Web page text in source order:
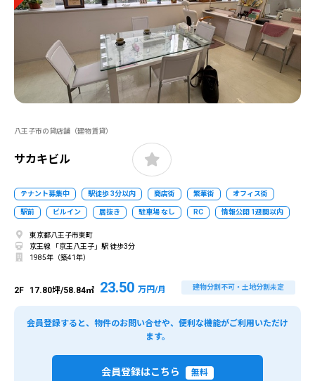
八王子市の貸店舗（建物賃貸）
サカキビル
テナント募集中 駅徒歩 3分以内 商店街 繁華街 オフィス街
駅前 ビルイン 居抜き 駐車場 なし RC 情報公開 1週間以内
東京都八王子市東町
京王線 「京王八王子」駅 徒歩3分
1985年（築41年）
2F 17.80坪/58.84㎡ 23.50 万円/月 建物分割不可・土地分割未定
会員登録すると、物件のお問い合せや、便利な機能がご利用いただけ
ます。
会員登録はこちら 無料